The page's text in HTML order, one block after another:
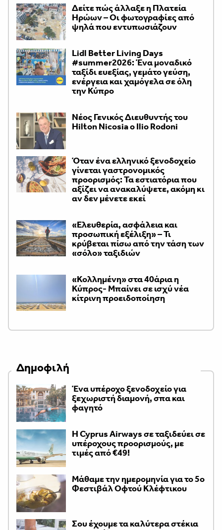
Δείτε πώς άλλαξε η Πλατεία
Ηρώων – Οι φωτογραφίες από
ψηλά που εντυπωσιάζουν
Lidl Better Living Days
#summer2026: Ένα μοναδικό
ταξίδι ευεξίας, γεμάτο γεύση,
ενέργεια και χαμόγελα σε όλη
την Κύπρο
Νέος Γενικός Διευθυντής του
Hilton Nicosia ο Ilio Rodoni
Όταν ένα ελληνικό ξενοδοχείο
γίνεται γαστρονομικός
προορισμός: Τα εστιατόρια που
αξίζει να ανακαλύψετε, ακόμη κι
αν δεν μένετε εκεί
«Ελευθερία, ασφάλεια και
προσωπική εξέλιξη» – Τι
κρύβεται πίσω από την τάση των
«σόλο» ταξιδιών
«Κολλημένη» στα 40άρια η
Κύπρος- Μπαίνει σε ισχύ νέα
κίτρινη προειδοποίηση
Δημοφιλή
Ένα υπέροχο ξενοδοχείο για
ξεχωριστή διαμονή, σπα και
φαγητό
H Cyprus Airways σε ταξιδεύει σε
υπέροχους προορισμούς, με
τιμές από €49!
Μάθαμε την ημερομηνία για το 5ο
Φεστιβάλ Οφτού Κλέφτικου
Σου έχουμε τα καλύτερα στέκια